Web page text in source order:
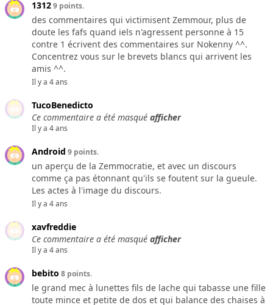
13129 points.
des commentaires qui victimisent Zemmour, plus de
doute les fafs quand iels n'agressent personne à 15
contre 1 écrivent des commentaires sur Nokenny ^^.
Concentrez vous sur le brevets blancs qui arrivent les
amis ^^.
Il y a 4 ans
TucoBenedicto
Ce commentaire a été masqué afficher
Il y a 4 ans
Android 9 points.
un aperçu de la Zemmocratie, et avec un discours
comme ça pas étonnant qu'ils se foutent sur la gueule.
Les actes à l'image du discours.
Il y a 4 ans
xavfreddie
Ce commentaire a été masqué afficher
Il y a 4 ans
bebito 8 points.
le grand mec à lunettes fils de lache qui tabasse une fille
toute mince et petite de dos et qui balance des chaises à